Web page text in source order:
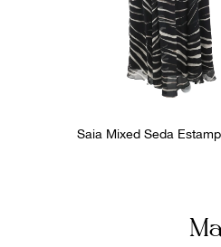
Saia Mixed Seda